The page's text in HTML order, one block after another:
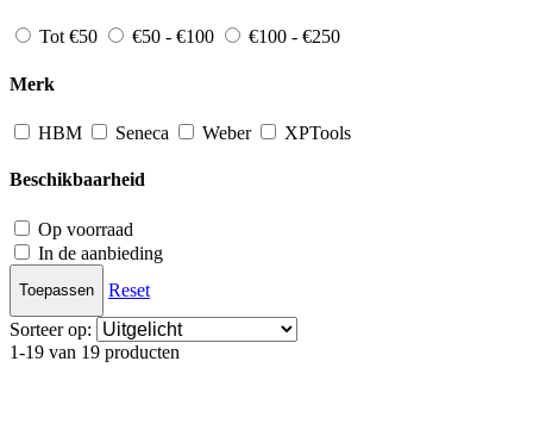
Tot €50 €50 - €100 €100 - €250
Merk
HBM Seneca Weber XPTools
Beschikbaarheid
Op voorraad
In de aanbieding
Toepassen
Reset
Sorteer op:
1-19 van 19 producten